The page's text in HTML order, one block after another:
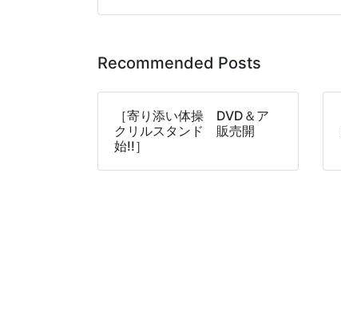
Recommended Posts
［寄り添い体操 DVD＆ア
クリルスタンド 販売開
始!!］